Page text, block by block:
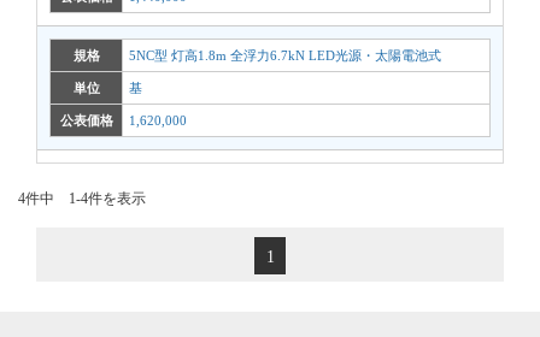
規格 5NC型 灯高1.8m 全浮力6.7kN LED光源・太陽電池式
単位 基
公表価格 1,620,000
4件中 1-4件を表示
1